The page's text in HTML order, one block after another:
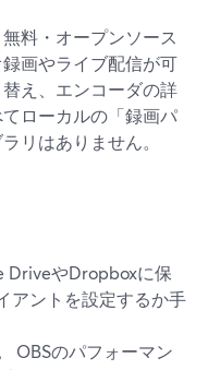
料・オープンソース
画やライブ配信が可
え、エンコーダの詳
ローカルの「録画パ
リはありません。
DriveやDropboxに保
アントを設定するか手
OBSのパフォーマン